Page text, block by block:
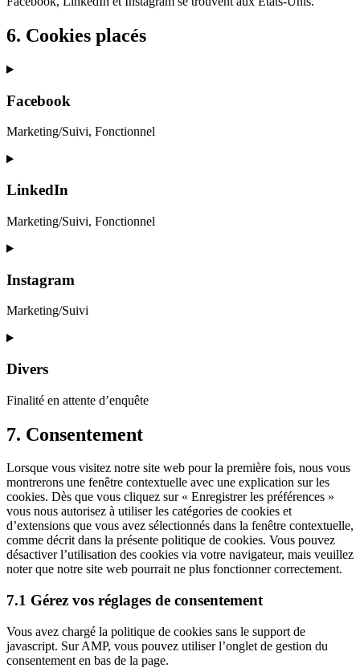
6. Cookies placés
Facebook
Marketing/Suivi, Fonctionnel
Consent
service
LinkedIn
Marketing/Suivi, Fonctionnel
Consent
service
linkedin
Instagram
Marketing/Suivi
Consent
service
Divers
Finalité en attente d’enquête
Consent
to
divers
7. Consentement
Lorsque vous visitez notre site web pour la première fois, nous vous
montrerons une fenêtre contextuelle avec une explication sur les
cookies. Dès que vous cliquez sur « Enregistrer les préférences »
vous nous autorisez à utiliser les catégories de cookies et
d’extensions que vous avez sélectionnés dans la fenêtre contextuelle,
comme décrit dans la présente politique de cookies. Vous pouvez
désactiver l’utilisation des cookies via votre navigateur, mais veuillez
noter que notre site web pourrait ne plus fonctionner correctement.
7.1 Gérez vos réglages de consentement
Vous avez chargé la politique de cookies sans le support de
javascript. Sur AMP, vous pouvez utiliser l’onglet de gestion du
consentement en bas de la page.